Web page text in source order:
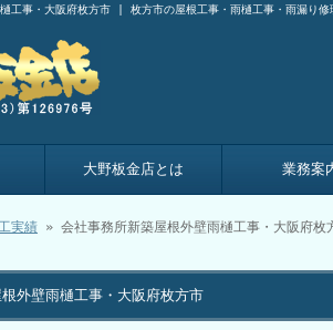
工事・大阪府枚方市 | 枚方市の屋根工事・雨樋工事・雨漏り修
大野板金店とは 業務案
実績 » 会社事務所新築屋根外壁雨樋工事・大阪府枚
外壁雨樋工事・大阪府枚方市